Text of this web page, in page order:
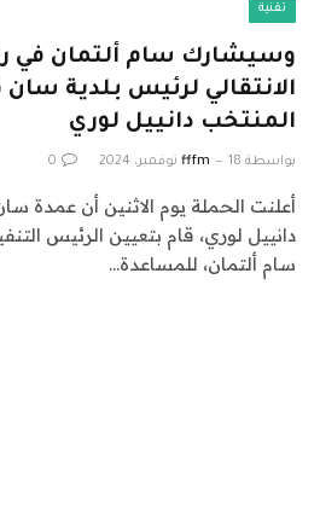
تقنية
وسيشارك سام ألتمان في
الانتقالي لرئيس بلدية
المنتخب دانييل لوري
بواسطة fffm 18 نوفمبر، 2024 0
أعلنت الحملة يوم الاثنين أن عمدة
سام ألتمان، للمساعدة…